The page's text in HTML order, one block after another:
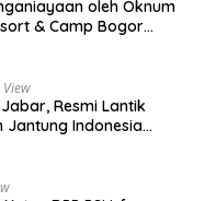
oleh Oknum
& Camp Bogor
View
Resmi Lantik
Jantung Indonesia